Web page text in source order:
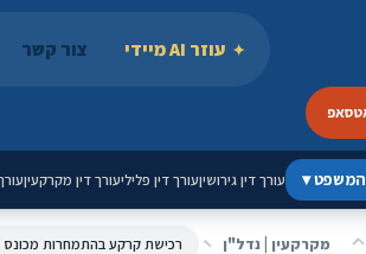
עוזר AI מיידי צור קשר
המשפט▾ עורך דין גירושיןעורך דין פליליעורך דין מקרקעין
מקרקעין | נדל"ן רכישת קרקע בהתמחרות מכונס